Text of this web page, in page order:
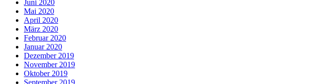
Juni 2020
Mai 2020
April 2020
März 2020
Februar 2020
Januar 2020
Dezember 2019
November 2019
Oktober 2019